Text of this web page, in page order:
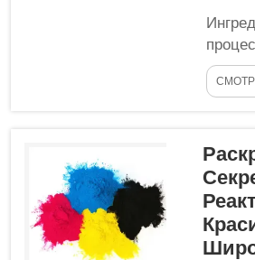
этого
что